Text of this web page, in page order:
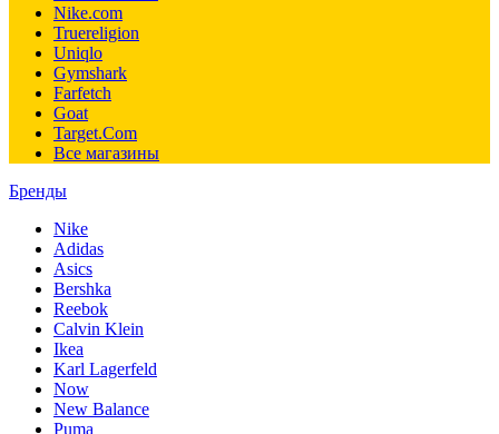
Nike.com
Truereligion
Uniqlo
Gymshark
Farfetch
Goat
Target.Com
Все магазины
Бренды
Nike
Adidas
Asics
Bershka
Reebok
Calvin Klein
Ikea
Karl Lagerfeld
Now
New Balance
Puma